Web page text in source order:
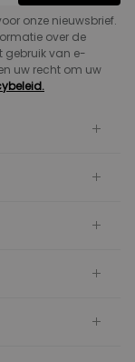
onze nieuwsbrief.
over de
gebruik van e-
uw recht om uw